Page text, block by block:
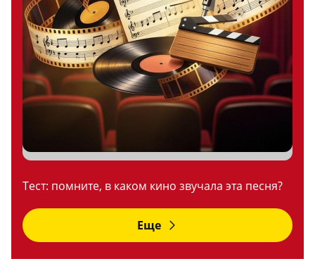
Тест: помните, в каком кино звучала эта песня?
Еще